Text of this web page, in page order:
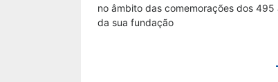
no âmbito das comemorações dos 495
da sua fundação